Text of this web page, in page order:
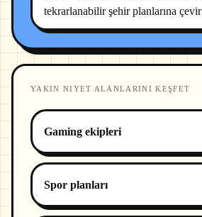
tekrarlanabilir şehir planlarına çevir
YAKIN NIYET ALANLARINI KEŞFET
Gaming ekipleri
Spor planları